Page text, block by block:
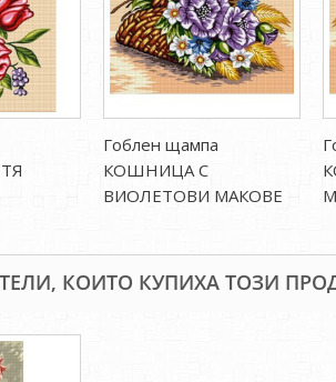
Гоблен щампа
КОШНИЦА С
ВИОЛЕТОВИ МАКОВЕ
КОИТО КУПИХА ТОЗИ